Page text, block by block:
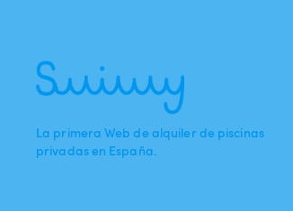
La primera Web de alquiler de piscinas
privadas en España.